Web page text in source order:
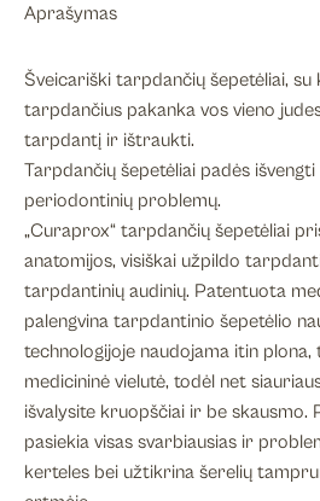
koteliais
PRIME
START,
0,9
mm,
5vnt.
Aprašymas
Šveicariški tarpdančių šepetėliai, su
tarpdančius pakanka vos vieno
tarpdantį ir ištraukti.
Tarpdančių šepetėliai padės
periodontinių problemų.
„Curaprox“ tarpdančių šepetėliai
anatomijos, visiškai užpildo
tarpdantinių audinių. Patentuota
palengvina tarpdantinio šepetėlio
technologijoje naudojama itin
medicininė vielutė, todėl net
išvalysite kruopščiai ir be skausmo.
pasiekia visas svarbiausias ir
kerteles bei užtikrina šerelių